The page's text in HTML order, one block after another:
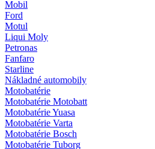
Mobil
Ford
Motul
Liqui Moly
Petronas
Fanfaro
Starline
Nákladné automobily
Motobatérie
Motobatérie Motobatt
Motobatérie Yuasa
Motobatérie Varta
Motobatérie Bosch
Motobatérie Tuborg